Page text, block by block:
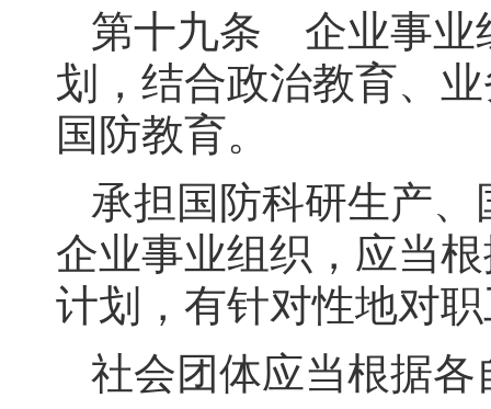
第十九条 企业事业
划，结合政治教育、
国防教育。
承担国防科研生产
企业事业组织，应当
计划，有针对性地对
社会团体应当根据